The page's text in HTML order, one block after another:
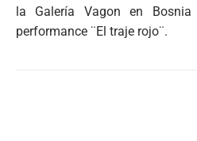
la Galería Vagon en
performance ¨El traje rojo¨.